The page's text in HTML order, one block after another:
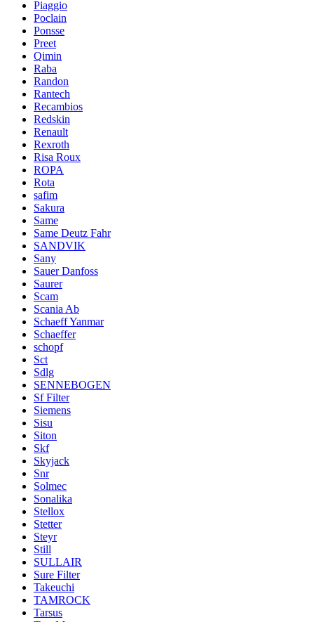
Piaggio
Poclain
Ponsse
Preet
Qimin
Raba
Randon
Rantech
Recambios
Redskin
Renault
Rexroth
Risa Roux
ROPA
Rota
safim
Sakura
Same
Same Deutz Fahr
SANDVIK
Sany
Sauer Danfoss
Saurer
Scam
Scania Ab
Schaeff Yanmar
Schaeffer
schopf
Sct
Sdlg
SENNEBOGEN
Sf Filter
Siemens
Sisu
Siton
Skf
Skyjack
Snr
Solmec
Sonalika
Stellox
Stetter
Steyr
Still
SULLAIR
Sure Filter
Takeuchi
TAMROCK
Tarsus